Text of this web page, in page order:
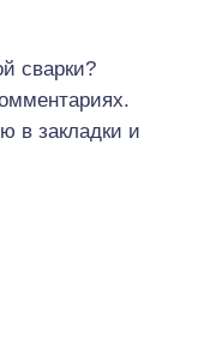
сварки?
в закладки и